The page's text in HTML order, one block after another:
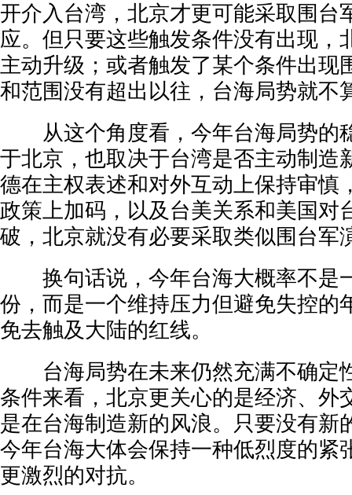
开介入台湾，北京才更可能采取围台
应。但只要这些触发条件没有出现，
主动升级；或者触发了某个条件出现
和范围没有超出以往，台海局势就不
从这个角度看，今年台海局势的
于北京，也取决于台湾是否主动制造
德在主权表述和对外互动上保持审慎
政策上加码，以及台美关系和美国对
破，北京就没有必要采取类似围台军
换句话说，今年台海大概率不是
份，而是一个维持压力但避免失控的
免去触及大陆的红线。
台海局势在未来仍然充满不确定
条件来看，北京更关心的是经济、外
是在台海制造新的风浪。只要没有新
今年台海大体会保持一种低烈度的紧
更激烈的对抗。